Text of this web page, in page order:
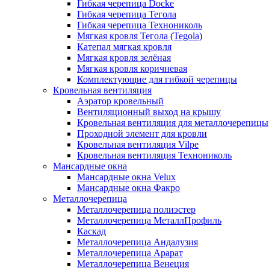
Гибкая черепица Docke
Гибкая черепица Тегола
Гибкая черепица Технониколь
Мягкая кровля Тегола (Tegola)
Катепал мягкая кровля
Мягкая кровля зелёная
Мягкая кровля коричневая
Комплектующие для гибкой черепицы
Кровельная вентиляция
Аэратор кровельный
Вентиляционный выход на крышу
Кровельная вентиляция для металлочерепицы
Проходной элемент для кровли
Кровельная вентиляция Vilpe
Кровельная вентиляция Технониколь
Мансардные окна
Мансардные окна Velux
Мансардные окна Факро
Металлочерепица
Металлочерепица полиэстер
Металлочерепица МеталлПрофиль
Каскад
Металлочерепица Андалузия
Металлочерепица Арарат
Металлочерепица Венеция